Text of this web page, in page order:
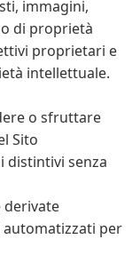
immagini,
di proprietà
proprietari e
intellettuale.
o sfruttare
Sito
distintivi senza
derivate
per